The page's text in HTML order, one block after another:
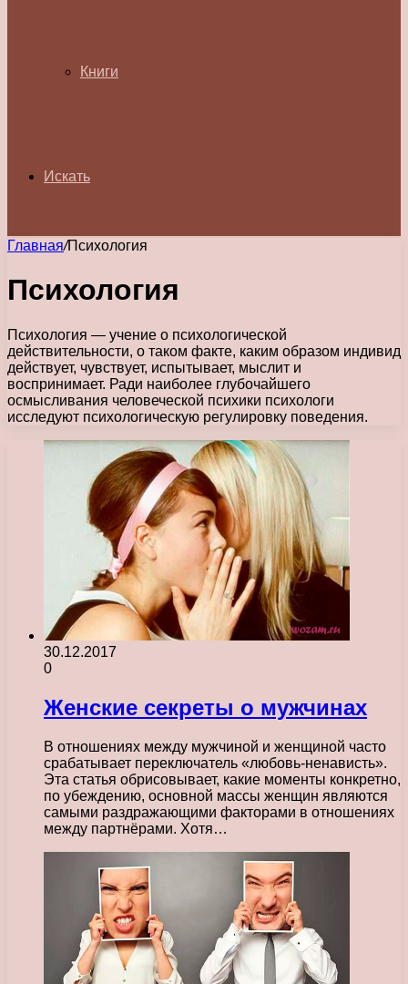
Книги
Искать
Главная/Психология
Психология
Психология — учение о психологической
действительности, о таком факте, каким образом индивид
действует, чувствует, испытывает, мыслит и
воспринимает. Ради наиболее глубочайшего
осмысливания человеческой психики психологи
исследуют психологическую регулировку поведения.
30.12.2017
0
Женские секреты о мужчинах
В отношениях между мужчиной и женщиной часто
срабатывает переключатель «любовь-ненависть».
Эта статья обрисовывает, какие моменты конкретно,
по убеждению, основной массы женщин являются
самыми раздражающими факторами в отношениях
между партнёрами. Хотя…